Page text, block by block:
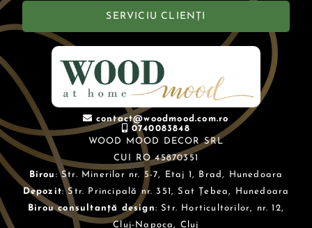
SERVICIU CLIENȚI
contact@woodmood.com.ro
0740083848
WOOD MOOD DECOR SRL
CUI RO 45870351
Birou : Str. Minerilor nr. 5-7, Etaj 1, Brad, Hunedoara
Depozit: Str. Principală nr. 351, Sat Țebea, Hunedoara
Birou consultanță design: Str. Horticultorilor, nr. 12,
Cluj-Napoca, Cluj